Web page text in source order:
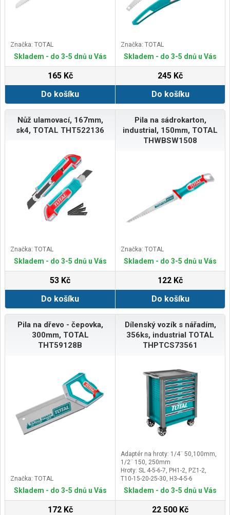
Značka: TOTAL
Skladem - do 3-5 dnů u Vás
165 Kč
Do košíku
Značka: TOTAL
Skladem - do 3-5 dnů u Vás
245 Kč
Do košíku
Nůž ulamovací, 167mm,
sk4, TOTAL THT522136
Značka: TOTAL
Skladem - do 3-5 dnů u Vás
53 Kč
Do košíku
Pila na sádrokarton,
industrial, 150mm, TOTAL
THWBSW1508
Značka: TOTAL
Skladem - do 3-5 dnů u Vás
122 Kč
Do košíku
Pila na dřevo - čepovka,
300mm, TOTAL
THT59128B
Značka: TOTAL
Skladem - do 3-5 dnů u Vás
172 Kč
Dílenský vozík s nářadím,
356ks, industrial TOTAL
THPTCS73561
Adaptér na hroty: 1/4¨ 50,100mm,
1/2¨ 150, 250mm
Hroty: SL 4-5-6-7, PH1-2, PZ1-2,
T10-15-20-25-30, H3-4-5-6
Imbus: 1,5-2-2,5-3-4-5-6-8-10, T10-
15-20-25-27-30-40-45-50
Kladivo: 1ks 300g, 1ks palice
Skladem - do 3-5 dnů u Vás
22 500 Kč